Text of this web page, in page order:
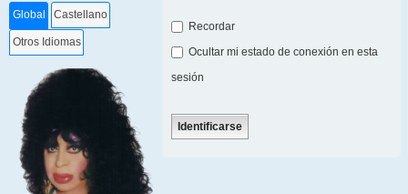
Global Castellano
Otros Idiomas
Recordar
Ocultar mi estado de conexión en esta
sesión